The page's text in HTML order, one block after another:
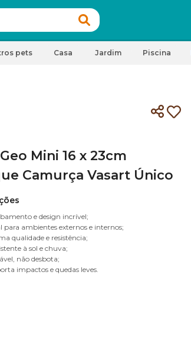
pets Casa Jardim Piscina
Mini 16 x 23cm
Camurça Vasart Único
e design incrível;
para ambientes externos e internos;
qualidade e resistência;
à sol e chuva;
não desbota;
impactos e quedas leves.